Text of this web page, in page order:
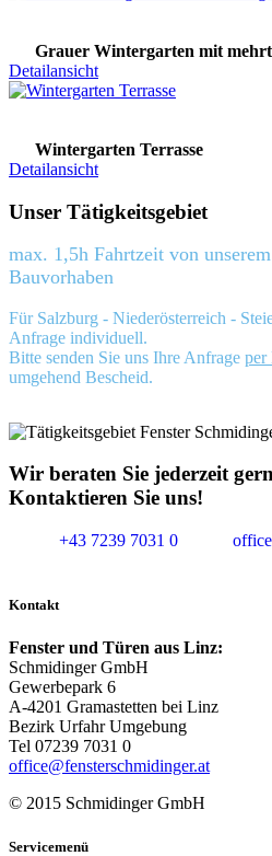
Grauer Wintergarten mit
Detailansicht
Wintergarten Terrasse
Detailansicht
Unser Tätigkeitsgebiet
max. 1,5h Fahrtzeit von
Bauvorhaben
Für Salzburg - Niederösterreich -
Anfrage individuell.
Bitte senden Sie uns Ihre Anfrage per
umgehend Bescheid.
Wir beraten Sie jederzeit
Kontaktieren Sie uns!
+43 7239 7031 0
Kontakt
Fenster und Türen aus Linz:
Schmidinger GmbH
Gewerbepark 6
A-4201 Gramastetten bei Linz
Bezirk Urfahr Umgebung
Tel 07239 7031 0
office@fensterschmidinger.at
© 2015 Schmidinger GmbH
Servicemenü